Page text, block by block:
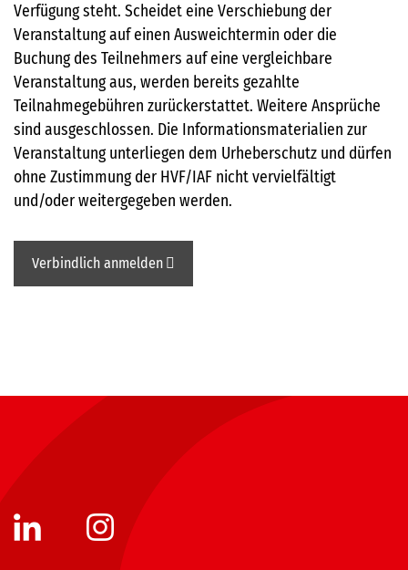
Verfügung steht. Scheidet eine Verschiebung der
Veranstaltung auf einen Ausweichtermin oder die
Buchung des Teilnehmers auf eine vergleichbare
Veranstaltung aus, werden bereits gezahlte
Teilnahmegebühren zurückerstattet. Weitere Ansprüche
sind ausgeschlossen. Die Informationsmaterialien zur
Veranstaltung unterliegen dem Urheberschutz und dürfen
ohne Zustimmung der HVF/IAF nicht vervielfältigt
und/oder weitergegeben werden.
Verbindlich anmelden